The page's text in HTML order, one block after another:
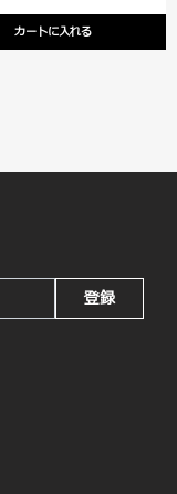
カートに入れる
登録